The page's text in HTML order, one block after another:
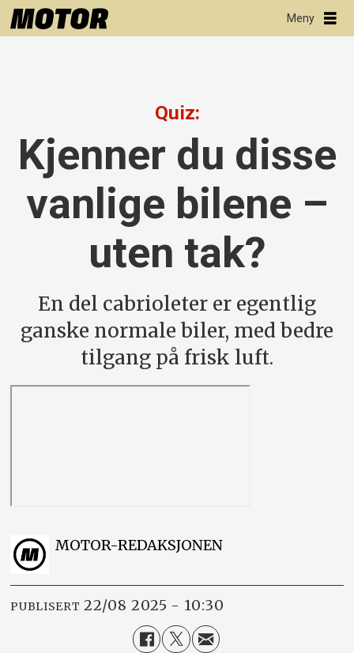
Quiz:
Kjenner du disse
vanlige bilene –
uten tak?
En del cabrioleter er egentlig
ganske normale biler, med bedre
tilgang på frisk luft.
MOTOR-REDAKSJONEN
PUBLISERT 22/08 2025 - 10:30